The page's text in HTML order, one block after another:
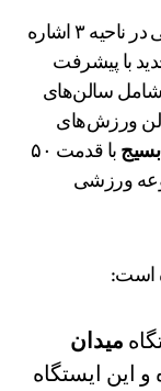
شهردار منطقه ۲۰ به کمبود سرانه ورزشی در ناحیه ۳ اشاره
با پیشرفت
شامل سالن‌های
ورزش‌های
با قدمت ۵۰
ورزشی
است:
میدان
این ایستگاه